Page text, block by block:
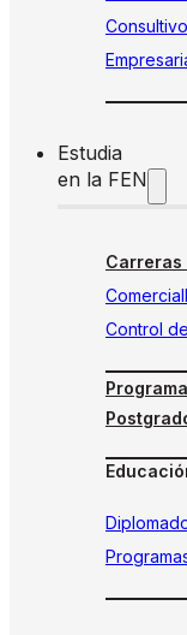
Consultivo
Estudia
en la FEN
Carreras
Comercial
Control